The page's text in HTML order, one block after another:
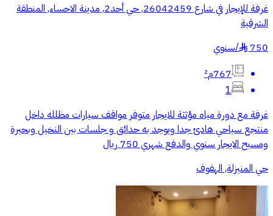
غرفة للإيجار في شارع 26042459, حي أحد2, مدينة الاحساء, المنطقة
الشرقية
750
§
/سنوي
767م²
1
غرفة مع دورة مياه مؤثثة للايجار متوفر مواقف سيارات مظلله داخل
منتجع سياحي هادئ جدا ويوجد به حدائق و جلسات بين النخيل وبحيرة
ومسبح الايجار سنوي والدفع شهري 750 ريال
حي المنيزلة, الهفوف